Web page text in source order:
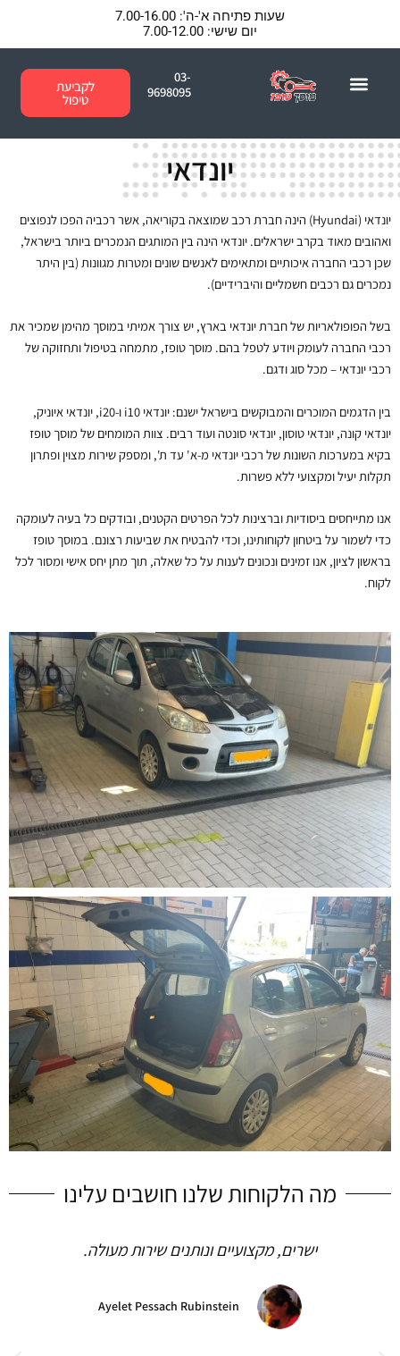
שעות פתיחה א'-ה': 7.00-16.00
יום שישי: 7.00-12.00
03-
9698095
לקביעת
טיפול
יונדאי
יונדאי (Hyundai) הינה חברת רכב שמוצאה בקוריאה, אשר רכביה הפכו לנפוצים
ואהובים מאוד בקרב ישראלים. יונדאי הינה בין המותגים הנמכרים ביותר בישראל,
שכן רכבי החברה איכותיים ומתאימים לאנשים שונים ומטרות מגוונות (בין היתר
נמכרים גם רכבים חשמליים והיברידיים).
בשל הפופולאריות של חברת יונדאי בארץ, יש צורך אמיתי במוסך מהימן שמכיר את
רכבי החברה לעומק ויודע לטפל בהם. מוסך טופז, מתמחה בטיפול ותחזוקה של
רכבי יונדאי – מכל סוג ודגם.
בין הדגמים המוכרים והמבוקשים בישראל ישנם: יונדאי i10 ו-i20, יונדאי איוניק,
יונדאי קונה, יונדאי טוסון, יונדאי סונטה ועוד רבים. צוות המומחים של מוסך טופז
בקיא במערכות השונות של רכבי יונדאי מ-א' עד ת', ומספק שירות מצוין ופתרון
תקלות יעיל ומקצועי ללא פשרות.
אנו מתייחסים ביסודיות וברצינות לכל הפרטים הקטנים, ובודקים כל בעיה לעומקה
כדי לשמור על ביטחון לקוחותינו, וכדי להבטיח את שביעות רצונם. במוסך טופז
בראשון לציון, אנו זמינים ונכונים לענות על כל שאלה, תוך מתן יחס אישי ומסור לכל
לקוח.
מה הלקוחות שלנו חושבים עלינו
שרות אדיב ומקצועי
יחזקאל אגוז